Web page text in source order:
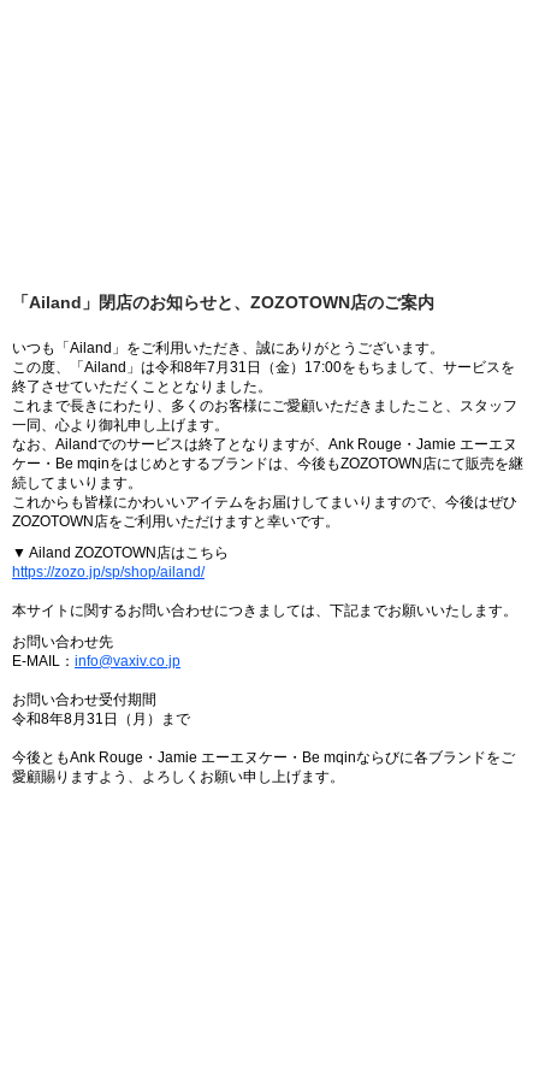
「Ailand」閉店のお知らせと、ZOZOTOWN店のご案内
いつも「Ailand」をご利用いただき、誠にありがとうございます。
この度、「Ailand」は令和8年7月31日（金）17:00をもちまして、サービスを
終了させていただくこととなりました。
これまで長きにわたり、多くのお客様にご愛顧いただきましたこと、スタッフ
一同、心より御礼申し上げます。
なお、Ailandでのサービスは終了となりますが、Ank Rouge・Jamie エーエヌ
ケー・Be mqinをはじめとするブランドは、今後もZOZOTOWN店にて販売を継
続してまいります。
これからも皆様にかわいいアイテムをお届けしてまいりますので、今後はぜひ
ZOZOTOWN店をご利用いただけますと幸いです。
▼ Ailand ZOZOTOWN店はこちら
https://zozo.jp/sp/shop/ailand/
本サイトに関するお問い合わせにつきましては、下記までお願いいたします。
お問い合わせ先
E-MAIL： info@vaxiv.co.jp
お問い合わせ受付期間
令和8年8月31日（月）まで
今後ともAnk Rouge・Jamie エーエヌケー・Be mqinならびに各ブランドをご
愛顧賜りますよう、よろしくお願い申し上げます。